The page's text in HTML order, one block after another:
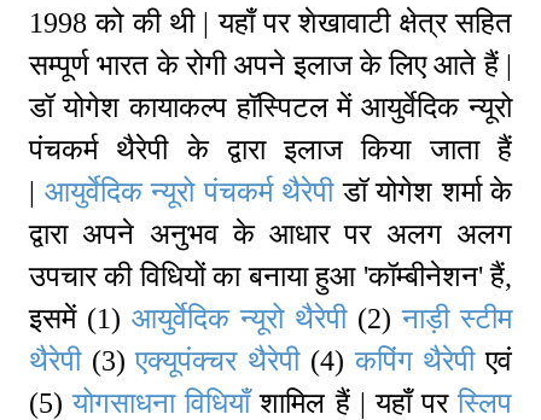
1998 को की थी | यहाँ पर शेखावाटी क्षेत्र सहित
सम्पूर्ण भारत के रोगी अपने इलाज के लिए आते हैं |
डॉ योगेश कायाकल्प हॉस्पिटल में आयुर्वेदिक न्यूरो
पंचकर्म थैरेपी के द्वारा इलाज किया जाता हैं
| आयुर्वेदिक न्यूरो पंचकर्म थैरेपीडॉ योगेश शर्मा के
द्वारा अपने अनुभव के आधार पर अलग अलग
उपचार की विधियों का बनाया हुआ 'कॉम्बीनेशन' हैं,
इसमें (1) आयुर्वेदिक न्यूरो थैरेपी(2)नाड़ी स्टीम
थैरेपी(3)एक्यूपंक्चर थैरेपी(4)कपिंग थैरेपीएवं
(5)योगसाधना विधियाँशामिल हैं | यहाँ परस्लिप